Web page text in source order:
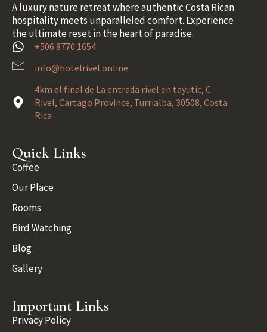
A luxury nature retreat where authentic Costa Rican
hospitality meets unparalleled comfort. Experience
the ultimate reset in the heart of paradise.
+506 8770 1654
info@hotelrivel.online
4km al final de La entrada rivel en tayutic, C.
Rivel, Cartago Province, Turrialba, 30508, Costa
Rica
Quick Links
Coffee
Our Place
Rooms
Bird Watching
Blog
Gallery
Important Links
Privacy Policy